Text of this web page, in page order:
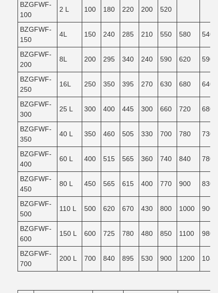
BZGFWF-
100
2 L 100 180 220 200 520
BZGFWF-
150
4L 150 240 285 210 550 580 540
BZGFWF-
200
8L 200 295 340 240 590 620 590
BZGFWF-
250
16L 250 350 395 270 630 680 640
BZGFWF-
300
25 L 300 400 445 300 660 720 680
BZGFWF-
350
40 L 350 460 505 330 700 780 730
BZGFWF-
400
60 L 400 515 565 360 740 840 780
BZGFWF-
450
80 L 450 565 615 400 770 900 830
BZGFWF-
500
110 L 500 620 670 430 800 1000 900
BZGFWF-
600
150 L 600 725 780 480 850 1100 980
BZGFWF-
700
200 L 700 840 895 530 900 1200 1080